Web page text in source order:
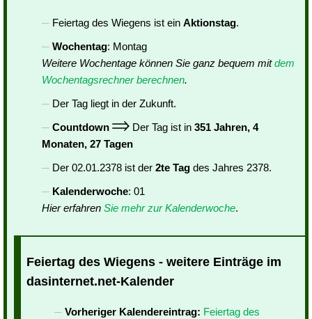
Feiertag des Wiegens ist ein Aktionstag.
Wochentag: Montag
Weitere Wochentage können Sie ganz bequem mitdem
Wochentagsrechner berechnen.
Der Tag liegt in der Zukunft.
Countdown
Der Tag ist in 351 Jahren, 4
Monaten, 27 Tagen
Der 02.01.2378 ist der 2te Tag des Jahres 2378.
Kalenderwoche: 01
Hier erfahren Sie mehr zur Kalenderwoche.
Feiertag des Wiegens - weitere Einträge im
dasinternet.net-Kalender
Vorheriger Kalendereintrag: Feiertag des